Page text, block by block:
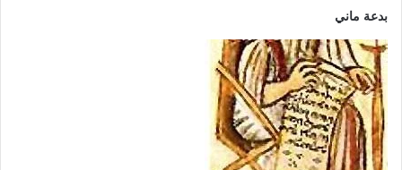
بدعة ماني